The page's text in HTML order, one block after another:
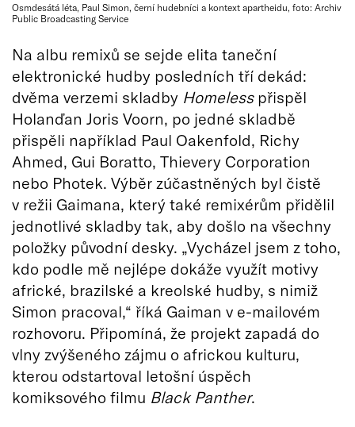
Osmdesátá léta, Paul Simon, černí hudebníci a kontext apartheidu, foto: Archiv
Public Broadcasting Service
Na albu remixů se sejde elita taneční
elektronické hudby posledních tří dekád:
dvěma verzemi skladby Homelesspřispěl
Holanďan Joris Voorn, po jedné skladbě
přispěli například Paul Oakenfold, Richy
Ahmed, Gui Boratto, Thievery Corporation
nebo Photek. Výběr zúčastněných byl čistě
v režii Gaimana, který také remixérům přidělil
jednotlivé skladby tak, aby došlo na všechny
položky původní desky. „Vycházel jsem z toho,
kdo podle mě nejlépe dokáže využít motivy
africké, brazilské a kreolské hudby, s nimiž
Simon pracoval,“ říká Gaiman v e-mailovém
rozhovoru. Připomíná, že projekt zapadá do
vlny zvýšeného zájmu o africkou kulturu,
kterou odstartoval letošní úspěch
komiksového filmu Black Panther.